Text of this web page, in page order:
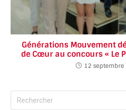
Générations Mouvement
de Cœur au concours « Le
12 septembre